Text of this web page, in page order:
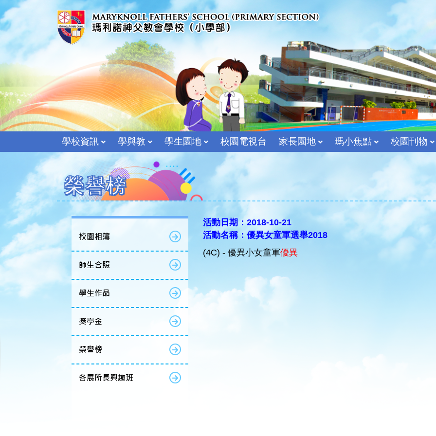
學校資訊 學與教 學生園地 校園電視台 家長園地 瑪小焦點 校園刊物
榮譽榜
校園相簿
師生合照
學生作品
獎學金
榮譽榜
各展所長興趣班
活動日期：2018-10-21
活動名稱：優異女童軍選舉2018
(4C) - 優異小女童軍優異